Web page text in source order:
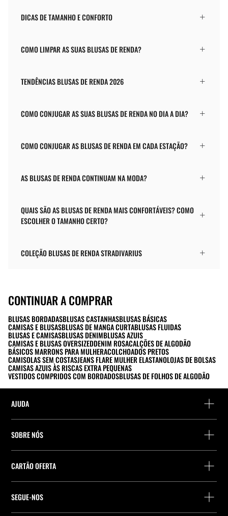
DICAS DE TAMANHO E CONFORTO
COMO LIMPAR AS SUAS BLUSAS DE RENDA?
TENDÊNCIAS BLUSAS DE RENDA 2026
COMO CONJUGAR AS SUAS BLUSAS DE RENDA NO DIA A DIA?
COMO CONJUGAR AS BLUSAS DE RENDA EM CADA ESTAÇÃO?
AS BLUSAS DE RENDA CONTINUAM NA MODA?
QUAIS SÃO AS BLUSAS DE RENDA MAIS CONFORTÁVEIS? COMO
ESCOLHER O TAMANHO CERTO?
COLEÇÃO BLUSAS DE RENDA STRADIVARIUS
CONTINUAR A COMPRAR
BLUSAS BORDADASBLUSAS CASTANHASBLUSAS BÁSICAS
CAMISAS E BLUSASBLUSAS DE MANGA CURTABLUSAS FLUIDAS
BLUSAS E CAMISASBLUSAS DENIMBLUSAS AZUIS
CAMISAS E BLUSAS OVERSIZEDDENIM ROSACALÇÕES DE ALGODÃO
BÁSICOS MARRONS PARA MULHERACOLCHOADOS PRETOS
CAMISOLAS SEM COSTASJEANS FLARE MULHER ELASTANOLOJAS DE BOLSAS
CAMISAS AZUIS ÀS RISCAS EXTRA PEQUENAS
VESTIDOS COMPRIDOS COM BORDADOSBLUSAS DE FOLHOS DE ALGODÃO
AJUDA
Localiza a tua encomenda
Localizador de pontos de entrega
Preferências de cookies
SOBRE NÓS
Empresa
Company Profile
CARTÃO OFERTA
Compra de Cartão Presente
SEGUE-NOS